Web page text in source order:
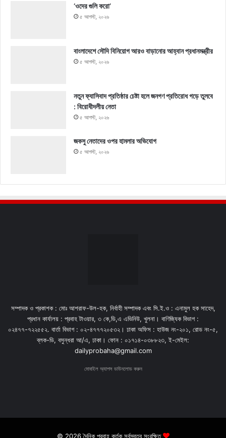
‘ওদের গুলি করো’
৫ আগস্ট, ২০২৬
বাংলাদেশে সৌদি বিনিয়োগ আরও বাড়ানোর আহ্বান প্রধানমন্ত্রীর
৫ আগস্ট, ২০২৬
নতুন ফ্যাসিবাদ প্রতিষ্ঠার চেষ্টা হলে জনগণ প্রতিরোধ গড়ে তুলবে
: বিরোধীদলীয় নেতা
৫ আগস্ট, ২০২৬
জকসু নেতাদের ওপর হামলার অভিযোগ
৫ আগস্ট, ২০২৬
সম্পাদক ও প্রকাশক : মোঃ আশরাফ-উল-হক, নির্বাহী সম্পাদক এবং সি.ই.ও : এনামুল হক সাহেদ,
প্রধান কার্যালয় : প্রবাহ টাওয়ার, ৩ কে,ডি,এ এভিনিউ, খুলনা। বাণিজ্যিক বিভাগ :
০২৪৭৭-৭২২৫৫২. বার্তা বিভাগ : ০২-৪৭৭৭২০৫৩২। ঢাকা অফিস : হাউজ নং-২০১, রোড নং-৫,
ব্লক-ডি, বসুন্ধরা আ/এ, ঢাকা। ফোন : ০১৭১৪-০৩৮৮২৩, ই-মেইল:
dailyprobaha@gmail.com
মোবাইল অ্যাপস ডাউনলোড করুন
© 2026 দৈনিক প্রবাহ কর্তৃক সর্বস্বত্ব সংরক্ষিত